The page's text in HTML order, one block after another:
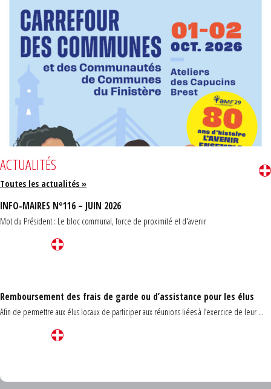
ACTUALITÉS
Toutes les actualités »
INFO-MAIRES N°116 – JUIN 2026
Mot du Président : Le bloc communal, force de proximité et d'avenir
Remboursement des frais de garde ou d’assistance pour les élus
Afin de permettre aux élus locaux de participer aux réunions liées à l’exercice de leur ...